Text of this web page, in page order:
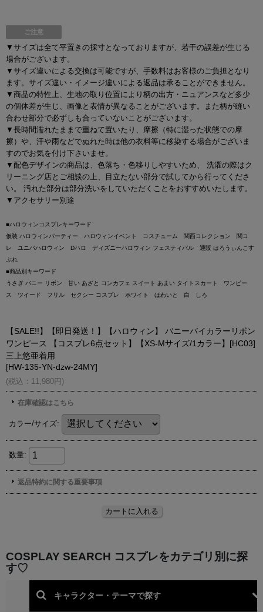
ご注意
▼サイズは全て平置きの採寸となっておりますが、若干の誤差が生じる
場合がございます。
▼サイズ違いによる交換は可能ですが、手数料はお客様のご負担となり
ます。サイズ違い・イメージ違いによる返品は承ることができません。
▼商品の特性上、生地の取り位置により柄の出方・ニュアンスなど多少
の個体差が生じ、画像と表情が異なることがございます。また柄が縫い
合わせ部分で必ずしも合っていないことがございます。
▼長時間濡れたままで重ねて置いたり、摩擦（特に湿った状態での摩
擦）や、汗や雨などでぬれた時は他の衣料等に移染する場合がございま
すのでお気を付け下さいませ。
▼配色デザインの商品は、色落ち・色移りしやすいため、 洗濯の際はク
リーニング店とご相談の上、目立たない部分で試してから行ってくださ
い。 汚れた部分は部分洗いをしていただくことをおすすめいたします。
▼アクセサリー別途
■ハロウィンコスプレキーワード
仮装 ハロウィンパーティー ハロウィンイベント コスチューム 関西コレクション 関コ
レ ユニバハロウィン Dハロ ディズニーハロウィン フェスティバル 通販 はろうぃんこす
ぷれ
■商品別キーワード
うさぎ バニー リボン 甘い あざと コンカフェ スイート あまい タイトスカート ワンピー
ス ツイード フリル セクシー コスプレ ホワイト ほわいと 白 しろ